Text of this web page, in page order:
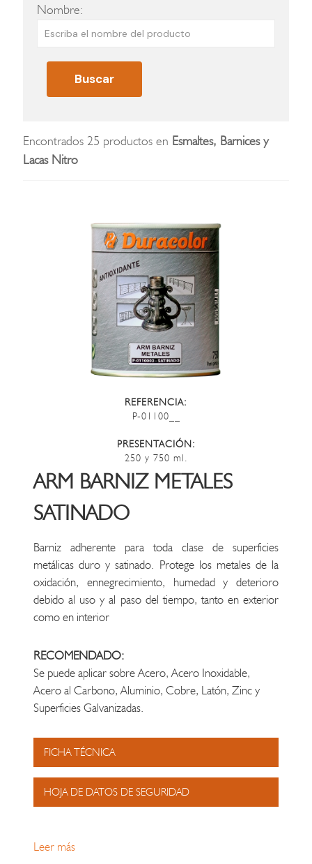
Nombre:
Encontrados 25 productos en Esmaltes, Barnices y
Lacas Nitro
REFERENCIA:
P-01100__
PRESENTACIÓN:
250 y 750 ml.
ARM BARNIZ METALES
SATINADO
Barniz adherente para toda clase de superficies
metálicas duro y satinado. Protege los metales de la
oxidación, ennegrecimiento, humedad y deterioro
debido al uso y al paso del tiempo, tanto en exterior
como en interior
RECOMENDADO:
Se puede aplicar sobre Acero, Acero Inoxidable,
Acero al Carbono, Aluminio, Cobre, Latón, Zinc y
Superficies Galvanizadas.
FICHA TÉCNICA
HOJA DE DATOS DE SEGURIDAD
Leer más